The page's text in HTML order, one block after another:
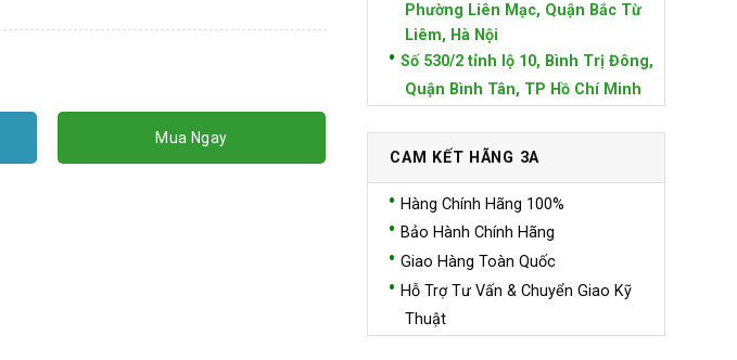
thịt 3A50HZ số lượng
Mua Ngay
Phường Liên Mạc, Quận Bắc Từ
Liêm, Hà Nội
Số 530/2 tỉnh lộ 10, Bình Trị Đông,
Quận Bình Tân, TP Hồ Chí Minh
CAM KẾT HÃNG 3A
Hàng Chính Hãng 100%
Bảo Hành Chính Hãng
Giao Hàng Toàn Quốc
Hỗ Trợ Tư Vấn & Chuyển Giao Kỹ
Thuật